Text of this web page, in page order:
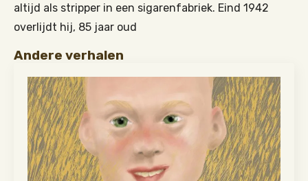
altijd als stripper in een sigarenfabriek. Eind 1942
overlijdt hij, 85 jaar oud
Andere verhalen